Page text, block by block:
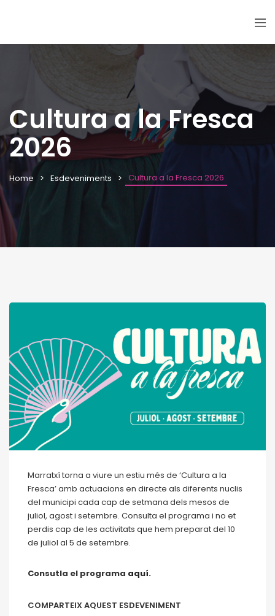
Cultura a la Fresca
2026
Home Esdeveniments Cultura a la Fresca 2026
Marratxí torna a viure un estiu més de ‘Cultura a la
Fresca’ amb actuacions en directe als diferents nuclis
del municipi cada cap de setmana dels mesos de
juliol, agost i setembre. Consulta el programa i no et
perdis cap de les activitats que hem preparat del 10
de juliol al 5 de setembre.
Consutla el programa aquí.
COMPARTEIX AQUEST ESDEVENIMENT